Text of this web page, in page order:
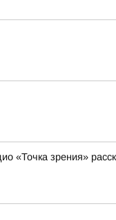
«Точка зрения»